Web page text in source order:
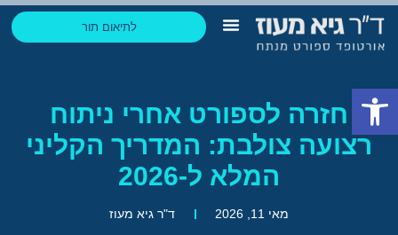
לתיאום תור
חזרה לספורט אחרי ניתוח
רצועה צולבת: המדריך הקליני
המלא ל-2026
מאי 11, 2026 ד"ר גיא מעוז
פתח סרגל נגישות